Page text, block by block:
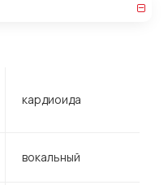
кардиоида
вокальный